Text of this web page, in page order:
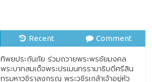
พระบาทสมเด็จพระปรเมนทรรามาธิบดีศรีสิน
ทรมหาวชิราลงกรณ พระวชิรเกล้าเจ้าอยู่หัว
Recent Comment
ทิพยประกันภัย ร่วมถวายพระพรชัยมงคล
พระบาทสมเด็จพระปรเมนทรรามาธิบดีศรีสิน
ทรมหาวชิราลงกรณ พระวชิรเกล้าเจ้าอยู่หัว